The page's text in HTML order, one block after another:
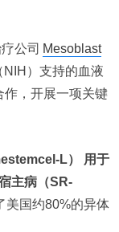
公司 Mesoblast
）支持的血液
作，开展一项关键
L） 用于
主病（SR-
美国约80%的异体